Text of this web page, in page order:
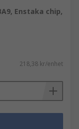
Enstaka chip,
218,38 kr/enhet